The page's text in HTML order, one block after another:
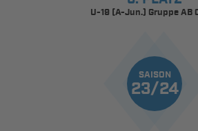
U-19 (A-Jun.) Gruppe AB
SAISON
23/24